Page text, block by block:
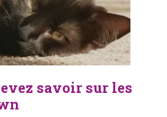
savoir sur les